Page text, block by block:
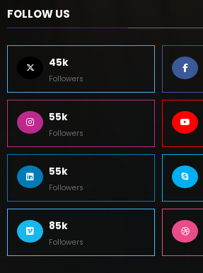
FOLLOW US
45k
Followers
55k
Followers
55k
Followers
85k
Followers